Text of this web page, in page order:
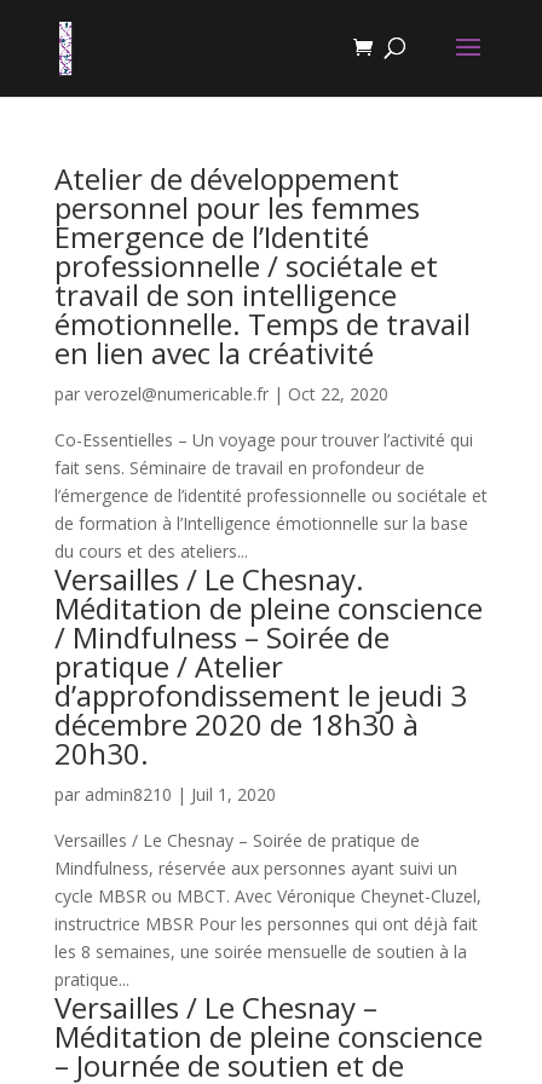
Atelier de développement
personnel pour les femmes
Emergence de l’Identité
professionnelle / sociétale et
travail de son intelligence
émotionnelle. Temps de travail
en lien avec la créativité
par verozel@numericable.fr| Oct 22, 2020
Co-Essentielles – Un voyage pour trouver l’activité qui
fait sens. Séminaire de travail en profondeur de
l’émergence de l’identité professionnelle ou sociétale et
de formation à l’Intelligence émotionnelle sur la base
du cours et des ateliers...
Versailles / Le Chesnay.
Méditation de pleine conscience
/ Mindfulness – Soirée de
pratique / Atelier
d’approfondissement le jeudi 3
décembre 2020 de 18h30 à
20h30.
par admin8210 | Juil 1, 2020
Versailles / Le Chesnay – Soirée de pratique de
Mindfulness, réservée aux personnes ayant suivi un
cycle MBSR ou MBCT. Avec Véronique Cheynet-Cluzel,
instructrice MBSR Pour les personnes qui ont déjà fait
les 8 semaines, une soirée mensuelle de soutien à la
pratique...
Versailles / Le Chesnay –
Méditation de pleine conscience
– Journée de soutien et de